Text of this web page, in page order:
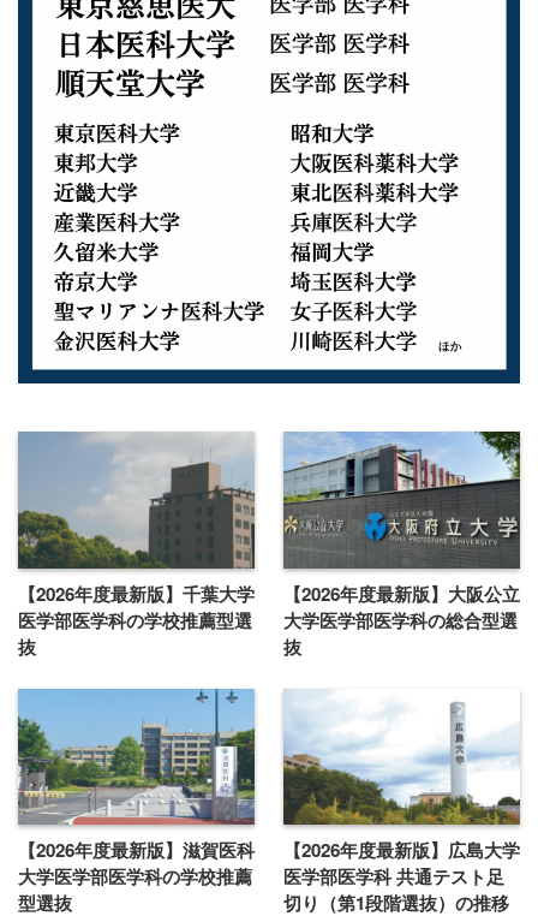
【2026年度最新版】千葉大学
医学部医学科の学校推薦型選
抜
【2026年度最新版】大阪公立
大学医学部医学科の総合型選
抜
【2026年度最新版】滋賀医科
大学医学部医学科の学校推薦
型選抜
【2026年度最新版】広島大学
医学部医学科 共通テスト足
切り（第1段階選抜）の推移